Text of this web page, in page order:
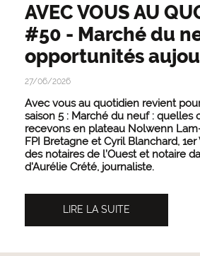
AVEC VOUS AU
#50 - Marché du
opportunités
27/06/2026
Avec vous au quotidien revient
saison 5 : Marché du neuf : quelles
recevons en plateau Nolwenn
FPI Bretagne et Cyril Blanchard,
des notaires de l’Ouest et notaire
d'Aurélie Crété, journaliste.
LIRE LA SUITE